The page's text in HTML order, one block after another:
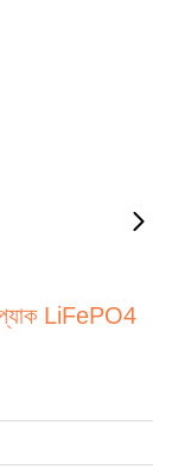
প্যাক LiFePO4